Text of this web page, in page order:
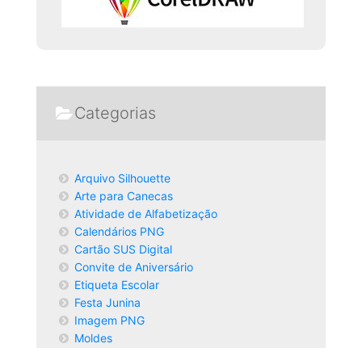
Categorias
Arquivo Silhouette
Arte para Canecas
Atividade de Alfabetização
Calendários PNG
Cartão SUS Digital
Convite de Aniversário
Etiqueta Escolar
Festa Junina
Imagem PNG
Moldes